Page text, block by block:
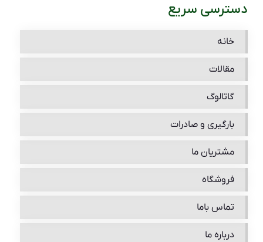
دسترسی سریع
خانه
مقالات
گاتالوگ
بارگیری و صادرات
مشتریان ما
فروشگاه
تماس باما
درباره ما